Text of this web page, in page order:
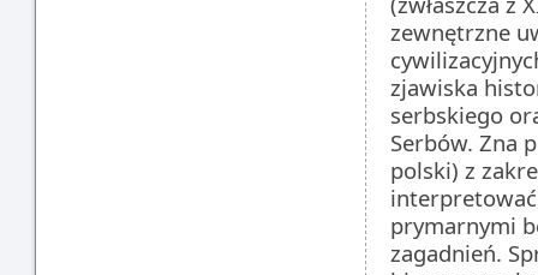
zewnętrzne
zjawiska
serbskiego
Serbów. Zna
polski) z
prymarnymi
zagadnień.